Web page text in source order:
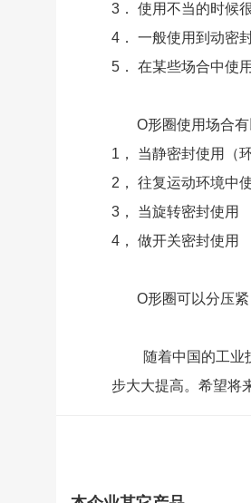
3． 使用不当的时候
4． 一般使用到动密
5． 在某些场合中使
O形圈使用场合有
1， 当静密封使用（
2， 往复运动环境中
3， 当旋转密封使用
4， 做开关密封使用
O形圈可以分压
随着中国的工业
步大大提高。希望将